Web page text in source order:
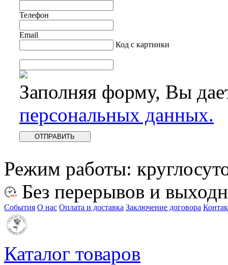
Телефон
Email
Код с картинки
Заполняя форму, Вы
персональных данных.
Режим работы:
Без перерывов и
События О нас Оплата и доставка Заключение договора
Каталог товаров